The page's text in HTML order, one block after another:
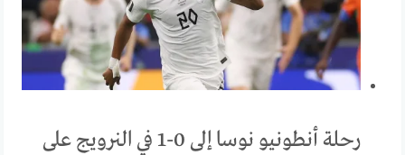
رحلة أنطونيو نوسا إلى 0-1 في النرويج على